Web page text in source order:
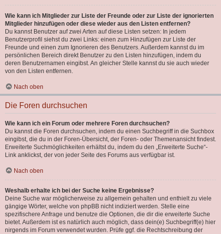
Wie kann ich Mitglieder zur Liste der Freunde oder zur Liste der ignorierten
Mitglieder hinzufügen oder diese wieder aus den Listen entfernen?
Du kannst Benutzer auf zwei Arten auf diese Listen setzen: In jedem
Benutzerprofil siehst du zwei Links: einen zum Hinzufügen zur Liste der
Freunde und einen zum Ignorieren des Benutzers. Außerdem kannst du im
persönlichen Bereich direkt Benutzer zu den Listen hinzufügen, indem du
deren Benutzernamen eingibst. An gleicher Stelle kannst du sie auch wieder
von den Listen entfernen.
Nach oben
Die Foren durchsuchen
Wie kann ich ein Forum oder mehrere Foren durchsuchen?
Du kannst die Foren durchsuchen, indem du einen Suchbegriff in die Suchbox
eingibst, die du in der Foren-Übersicht, der Foren- oder Themenansicht findest.
Erweiterte Suchmöglichkeiten erhältst du, indem du den „Erweiterte Suche“-
Link anklickst, der von jeder Seite des Forums aus verfügbar ist.
Nach oben
Weshalb erhalte ich bei der Suche keine Ergebnisse?
Deine Suche war möglicherweise zu allgemein gehalten und enthielt zu viele
gängige Wörter, welche von phpBB nicht indiziert werden. Stelle eine
spezifischere Anfrage und benutze die Optionen, die dir die erweiterte Suche
bietet. Außerdem ist es natürlich auch möglich, dass dein(e) Suchbegriff(e) hier
nirgends im Forum verwendet wurden. Prüfe ggf. die Rechtschreibung der